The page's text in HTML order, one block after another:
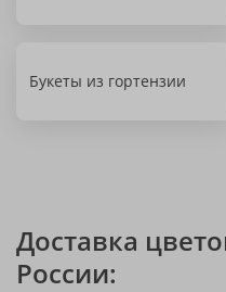
Букеты из гортензии
Доставка
России: